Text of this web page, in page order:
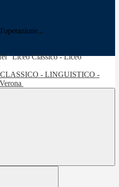
CLASSICO - LINGUISTICO -
Verona